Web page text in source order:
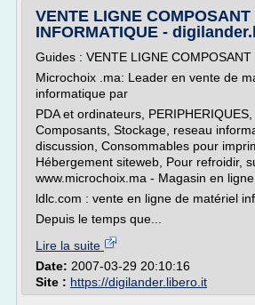
VENTE LIGNE COMPOSANT
INFORMATIQUE -
Guides : VENTE LIGNE
Microchoix .ma: Leader en vente de
informatique par
PDA et ordinateurs, PERIPHERIQUES,
Composants, Stockage, reseau
discussion, Consommables pour
Hébergement siteweb, Pour refroidir,
www.microchoix.ma - Magasin en
ldlc.com : vente en ligne de matériel
Depuis le temps que...
Lire la suite
Date: 2007-03-29 20:10:16
Site : https://digilander.libero.it